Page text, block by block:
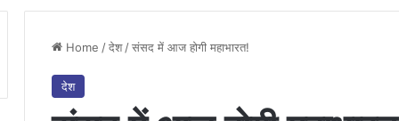
Home /देश /संसद में आज होगी महाभारत!
देश